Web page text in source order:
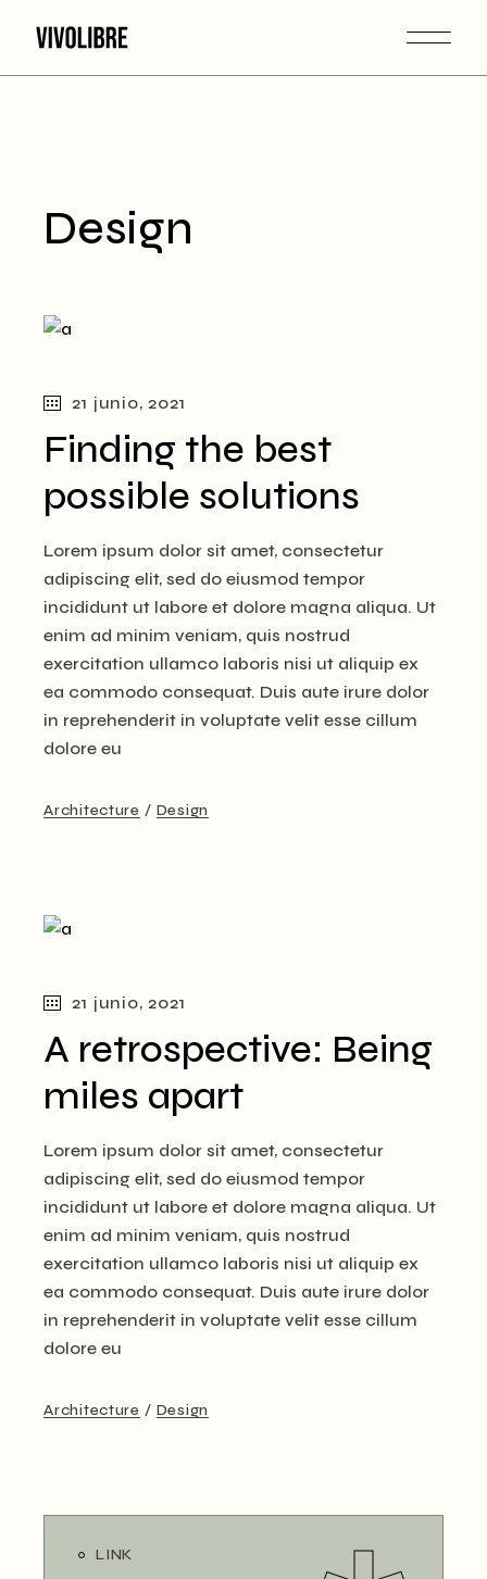
Design
21 junio, 2021
Finding the best
possible solutions
Lorem ipsum dolor sit amet, consectetur
adipiscing elit, sed do eiusmod tempor
incididunt ut labore et dolore magna aliqua. Ut
enim ad minim veniam, quis nostrud
exercitation ullamco laboris nisi ut aliquip ex
ea commodo consequat. Duis aute irure dolor
in reprehenderit in voluptate velit esse cillum
dolore eu
Architecture Design
21 junio, 2021
A retrospective: Being
miles apart
Lorem ipsum dolor sit amet, consectetur
adipiscing elit, sed do eiusmod tempor
incididunt ut labore et dolore magna aliqua. Ut
enim ad minim veniam, quis nostrud
exercitation ullamco laboris nisi ut aliquip ex
ea commodo consequat. Duis aute irure dolor
in reprehenderit in voluptate velit esse cillum
dolore eu
Architecture Design
LINK